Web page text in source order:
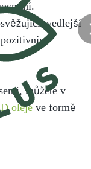
vedlejší
můžete v
oleje ve formě